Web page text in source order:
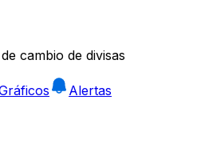
cambio de divisas
Alertas